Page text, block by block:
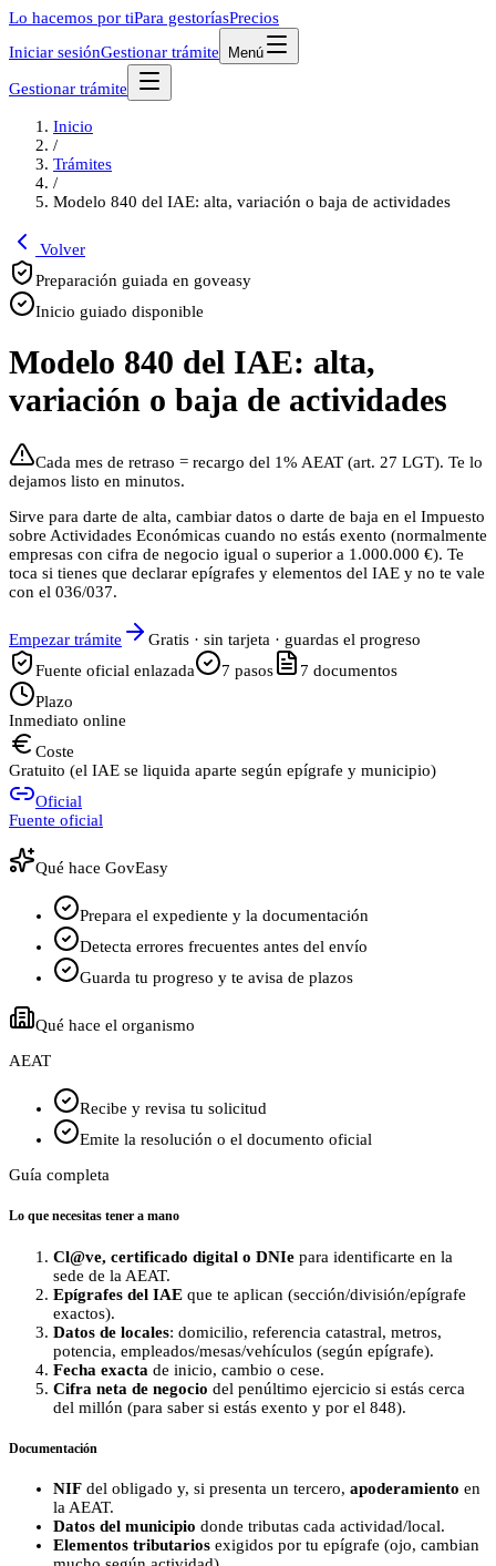
Lo hacemos por tiPara gestoríasPrecios
Iniciar sesiónGestionar trámite Menú
Gestionar trámite
Inicio
/
Trámites
/
Modelo 840 del IAE: alta, variación o baja de actividades
Volver
Preparación guiada en goveasy
Inicio guiado disponible
Modelo 840 del IAE: alta,
variación o baja de actividades
Cada mes de retraso = recargo del 1% AEAT (art. 27 LGT). Te lo
dejamos listo en minutos.
Sirve para darte de alta, cambiar datos o darte de baja en el Impuesto
sobre Actividades Económicas cuando no estás exento (normalmente
empresas con cifra de negocio igual o superior a 1.000.000 €). Te
toca si tienes que declarar epígrafes y elementos del IAE y no te vale
con el 036/037.
Empezar trámite
Gratis · sin tarjeta · guardas el progreso
Fuente oficial enlazada
7 pasos 7 documentos
Plazo
Inmediato online
Coste
Gratuito (el IAE se liquida aparte según epígrafe y municipio)
Oficial
Fuente oficial
Qué hace GovEasy
Prepara el expediente y la documentación
Detecta errores frecuentes antes del envío
Guarda tu progreso y te avisa de plazos
Qué hace el organismo
AEAT
Recibe y revisa tu solicitud
Emite la resolución o el documento oficial
Guía completa
Lo que necesitas tener a mano
Cl@ve, certificado digital o DNIe para identificarte en la
sede de la AEAT.
Epígrafes del IAE que te aplican (sección/división/epígrafe
exactos).
Datos de locales: domicilio, referencia catastral, metros,
potencia, empleados/mesas/vehículos (según epígrafe).
Fecha exacta de inicio, cambio o cese.
Cifra neta de negocio del penúltimo ejercicio si estás cerca
del millón (para saber si estás exento y por el 848).
Documentación
NIF del obligado y, si presenta un tercero, apoderamiento en
la AEAT.
Datos del municipio donde tributas cada actividad/local.
Elementos tributarios exigidos por tu epígrafe (ojo, cambian